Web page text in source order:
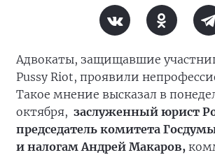
Адвокаты, защищавшие
Pussy Riot, проявили
Такое мнение высказал в
октября, заслуженный юрист
председатель комитета
и налогам Андрей Макаров,